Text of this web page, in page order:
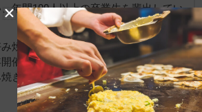
年間100人以上の卒業生を輩出してい
焼き協会会長としてお好み焼きの普
催される協会主催のお好み焼き検定
きの知識を広めるのに大いに貢献し